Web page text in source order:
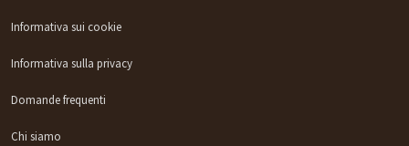
Informativa sui cookie
Informativa sulla privacy
Domande frequenti
Chi siamo